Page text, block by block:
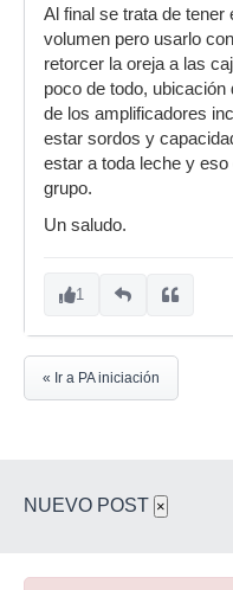
Al final se trata de tener
volumen pero usarlo
retorcer la oreja a las
poco de todo,
de los amplificadores
estar sordos y
estar a toda leche y
grupo.
Un saludo.
1
« Ir a PA iniciación
NUEVO POST ×